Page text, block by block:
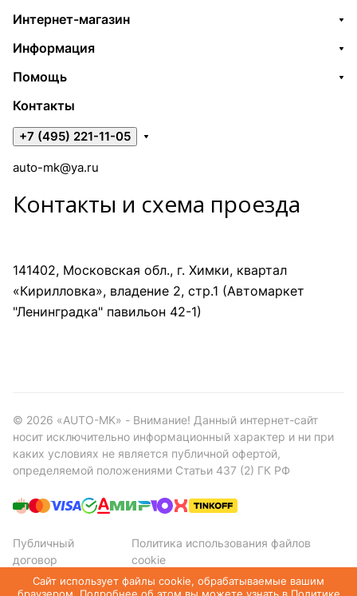
Интернет-магазин
Информация
Помощь
Контакты
+7 (495) 221-11-05
auto-mk@ya.ru
Контакты и схема проезда
141402, Московская обл., г. Химки, квартал
«Кирилловка», владение 2, стр.1 (Автомаркет
"Ленинградка" павильон 42-1)
© 2026 «AUTO-MK» - Внимание! Данный интернет-сайт
носит исключительно информационный характер и ни при
каких условиях не является публичной офертой,
определяемой положениями Статьи 437 (2) ГК РФ
Публичный
договор
Политика использования файлов
cookie
Политика конфиденциальности
Сайт использует файлы cookie, обрабатываемые вашим